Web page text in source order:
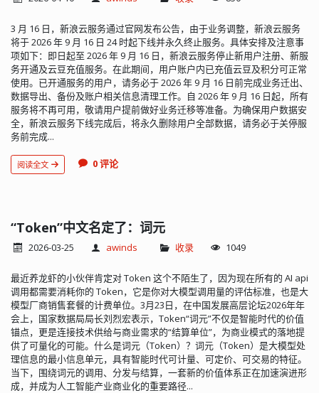
3 月 16 日，新浪云服务通过官网发布公告，由于业务调整，新浪云服务
将于 2026 年 9 月 16 日 24 时起下线并永久终止服务。具体安排及注意事
项如下：即日起至 2026 年 9 月 16 日，新浪云服务停止新用户注册、新服
务开通及云豆充值服务。在此期间，用户账户内已充值云豆及积分可正常
使用。已开通服务的用户，请务必于 2026 年 9 月 16 日前完成业务迁出、
数据导出、备份及账户相关信息清理工作。自 2026 年 9 月 16 日起，所有
服务将不再可用，敬请用户提前做好业务迁移等准备。为确保用户数据安
全，新浪云服务下线完成后，将永久删除用户全部数据，请务必于关停服
务前完成...
阅读全文 0 评论
“Token”中文名定了：词元
2026-03-25 awinds 收录 1049
最近养龙虾的小伙伴肯定对 Token 这个不陌生了，因为现在所有的 AI api
调用都需要消耗你的 Token，它是你对大模型调用量的评估标准，也是大
模型厂商销售套餐的计费单位。3月23日，在中国发展高层论坛2026年年
会上，国家数据局局长刘烈宏表示，Token“词元”不仅是智能时代的价值
锚点，更是连接技术供给与商业需求的“结算单位”，为商业模式的落地提
供了可量化的可能。什么是词元（Token）？词元（Token）是大模型处
理信息的最小信息单元，具有智能时代可计量、可定价、可交易的特征。
当下，围绕词元的调用、分发与结算，一套新的价值体系正在加速演进形
成，并成为人工智能产业商业化的重要路径...